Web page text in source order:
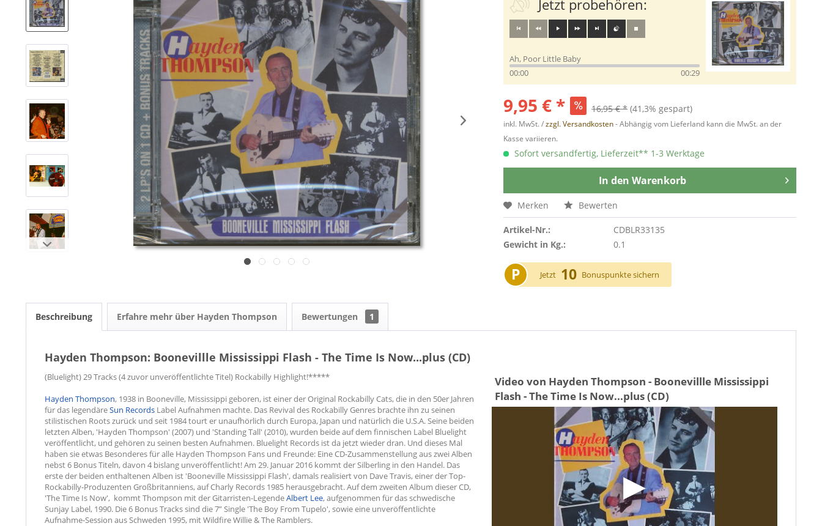
Jetzt probehören:
Ah, Poor Little Baby
00:00
00:29
9,95 € * 16,95 € * (41,3% gespart)
inkl. MwSt. /zzgl. Versandkosten- Abhängig vom Lieferland kann die MwSt. an der
Kasse variieren.
Sofort versandfertig, Lieferzeit** 1-3 Werktage
In den Warenkorb
Merken Bewerten
Artikel-Nr.:
CDBLR33135
Gewicht in Kg.:
0.1
P Jetzt 10 Bonuspunkte sichern
Beschreibung Erfahre mehr über Hayden Thompson Bewertungen 1
Hayden Thompson: Boonevillle Mississippi Flash - The Time Is Now...plus (CD)
(Bluelight) 29 Tracks (4 zuvor unveröffentlichte Titel) Rockabilly Highlight!*****
Hayden Thompson, 1938 in Booneville, Mississippi geboren, ist einer der Original Rockabilly Cats, die in den 50er Jahren
für das legendäreSun Records Label Aufnahmen machte. Das Revival des Rockabilly Genres brachte ihn zu seinen
stilistischen Roots zurück und seit 1984 tourt er unaufhörlich durch Europa, Japan und natürlich die U.S.A. Seine beiden
letzten Alben, 'Hayden Thompson' (2007) und 'Standing Tall' (2010), wurden beide auf dem finnischen Label Bluelight
veröffentlicht, und gehören zu seinen besten Aufnahmen. Bluelight Records ist da jetzt wieder dran. Und dieses Mal
haben sie etwas Besonderes für alle Hayden Thompson Fans und Freunde: Eine CD-Zusammenstellung aus zwei Alben
nebst 6 Bonus Titeln, davon 4 bislang unveröffentlicht! Am 29. Januar 2016 kommt der Silberling in den Handel. Das
erste der beiden enthaltenen Alben ist 'Booneville Mississippi Flash', damals realisiert von Dave Travis, einer der Top-
Rockabilly-Produzenten Großbritanniens, auf Charly Records 1985 herausgebracht. Auf dem zweiten Album dieser CD,
'The Time Is Now', kommt Thompson mit der Gitarristen-LegendeAlbert Lee, aufgenommen für das schwedische
Sunjay Label, 1990. Die 6 Bonus Tracks sind die 7” Single 'The Boy From Tupelo', sowie eine unveröffentlichte
Aufnahme-Session aus Schweden 1995, mit Wildfire Willie & The Ramblers.
Video von Hayden Thompson - Boonevillle Mississippi
Flash - The Time Is Now...plus (CD)